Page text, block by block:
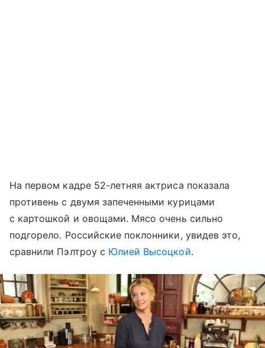
На первом кадре 52-летняя актриса показала
противень с двумя запеченными курицами
с картошкой и овощами. Мясо очень сильно
подгорело. Российские поклонники, увидев это,
сравнили Пэлтроу с Юлией Высоцкой.